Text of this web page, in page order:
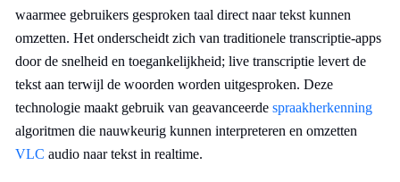
waarmee gebruikers gesproken taal direct naar tekst kunnen
omzetten. Het onderscheidt zich van traditionele transcriptie-apps
door de snelheid en toegankelijkheid; live transcriptie levert de
tekst aan terwijl de woorden worden uitgesproken. Deze
technologie maakt gebruik van geavanceerde spraakherkenning
algoritmen die nauwkeurig kunnen interpreteren en omzetten
VLC audio naar tekst in realtime.